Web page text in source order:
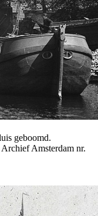
geboomd.
Amsterdam nr.